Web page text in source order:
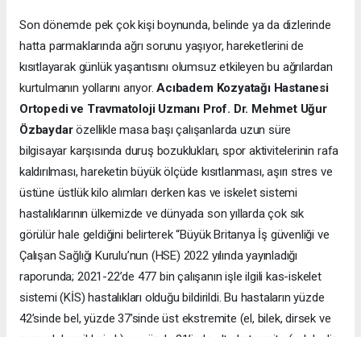
Son dönemde pek çok kişi boynunda, belinde ya da dizlerinde
hatta parmaklarında ağrı sorunu yaşıyor, hareketlerini de
kısıtlayarak günlük yaşantısını olumsuz etkileyen bu ağrılardan
kurtulmanın yollarını arıyor.Acıbadem Kozyatağı Hastanesi
Ortopedi ve Travmatoloji Uzmanı Prof. Dr. Mehmet Uğur
Özbaydarözellikle masa başı çalışanlarda uzun süre
bilgisayar karşısında duruş bozuklukları, spor aktivitelerinin rafa
kaldırılması, hareketin büyük ölçüde kısıtlanması, aşırı stres ve
üstüne üstlük kilo alımları derken kas ve iskelet sistemi
hastalıklarının ülkemizde ve dünyada son yıllarda çok sık
görülür hale geldiğini belirterek “Büyük Britanya İş güvenliği ve
Çalışan Sağlığı Kurulu’nun (HSE) 2022 yılında yayınladığı
raporunda; 2021-22’de 477 bin çalışanın işle ilgili kas-iskelet
sistemi (KİS) hastalıkları olduğu bildirildi. Bu hastaların yüzde
42’sinde bel, yüzde 37’sinde üst ekstremite (el, bilek, dirsek ve